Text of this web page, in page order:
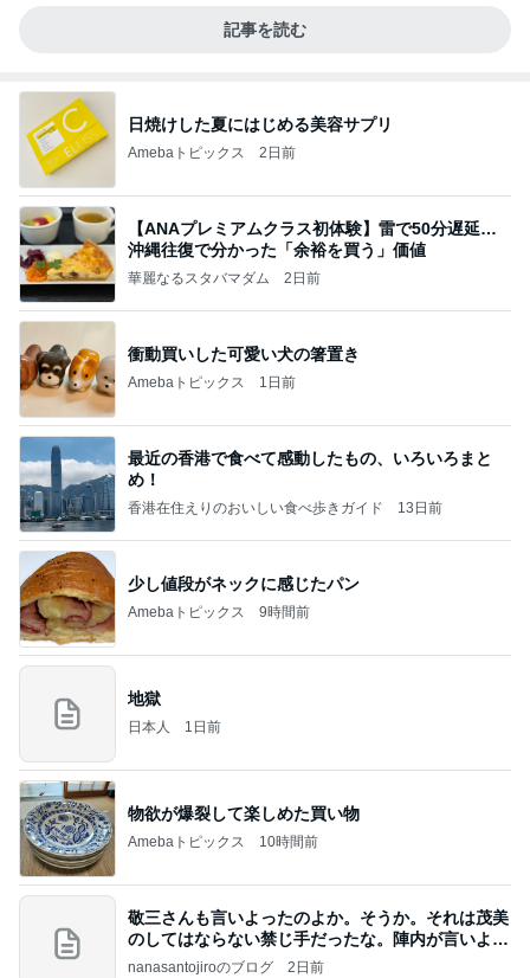
記事を読む
日焼けした夏にはじめる美容サプリ
Amebaトピックス 2日前
【ANAプレミアムクラス初体験】雷で50分遅延…
沖縄往復で分かった「余裕を買う」価値
華麗なるスタバマダム 2日前
衝動買いした可愛い犬の箸置き
Amebaトピックス 1日前
最近の香港で食べて感動したもの、いろいろまと
め！
香港在住えりのおいしい食べ歩きガイド 13日前
少し値段がネックに感じたパン
Amebaトピックス 9時間前
地獄
日本人 1日前
物欲が爆裂して楽しめた買い物
Amebaトピックス 10時間前
敬三さんも言いよったのよか。そうか。それは茂美
のしてはならない禁じ手だったな。陣内が言いよる
のよ
nanasantojiroのブログ 2日前